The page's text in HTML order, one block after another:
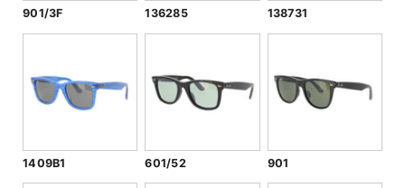
901/3F 136285 138731
1409B1 601/52 901